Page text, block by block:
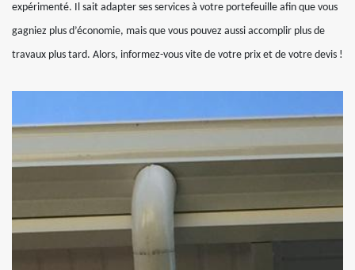
expérimenté. Il sait adapter ses services à votre portefeuille afin que vous
gagniez plus d’économie, mais que vous pouvez aussi accomplir plus de
travaux plus tard. Alors, informez-vous vite de votre prix et de votre devis !